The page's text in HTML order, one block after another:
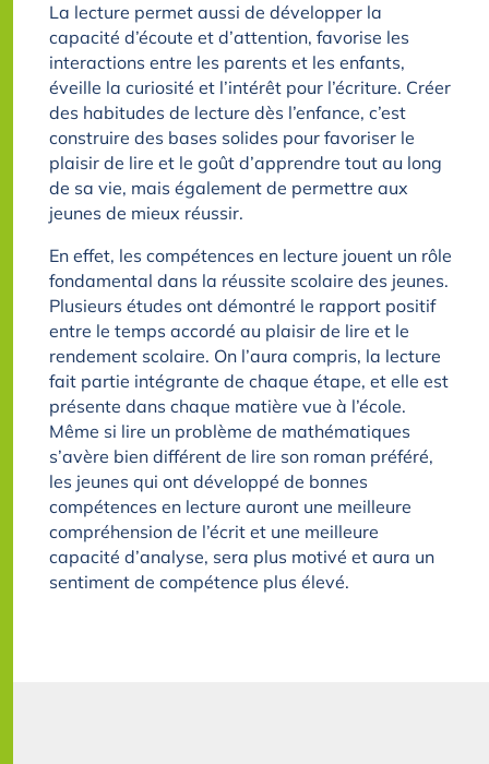
La lecture permet aussi de développer la
capacité d’écoute et d’attention, favorise les
interactions entre les parents et les enfants,
éveille la curiosité et l’intérêt pour l’écriture. Créer
des habitudes de lecture dès l’enfance, c’est
construire des bases solides pour favoriser le
plaisir de lire et le goût d’apprendre tout au long
de sa vie, mais également de permettre aux
jeunes de mieux réussir.
En effet, les compétences en lecture jouent un rôle
fondamental dans la réussite scolaire des jeunes.
Plusieurs études ont démontré le rapport positif
entre le temps accordé au plaisir de lire et le
rendement scolaire. On l’aura compris, la lecture
fait partie intégrante de chaque étape, et elle est
présente dans chaque matière vue à l’école.
Même si lire un problème de mathématiques
s’avère bien différent de lire son roman préféré,
les jeunes qui ont développé de bonnes
compétences en lecture auront une meilleure
compréhension de l’écrit et une meilleure
capacité d’analyse, sera plus motivé et aura un
sentiment de compétence plus élevé.